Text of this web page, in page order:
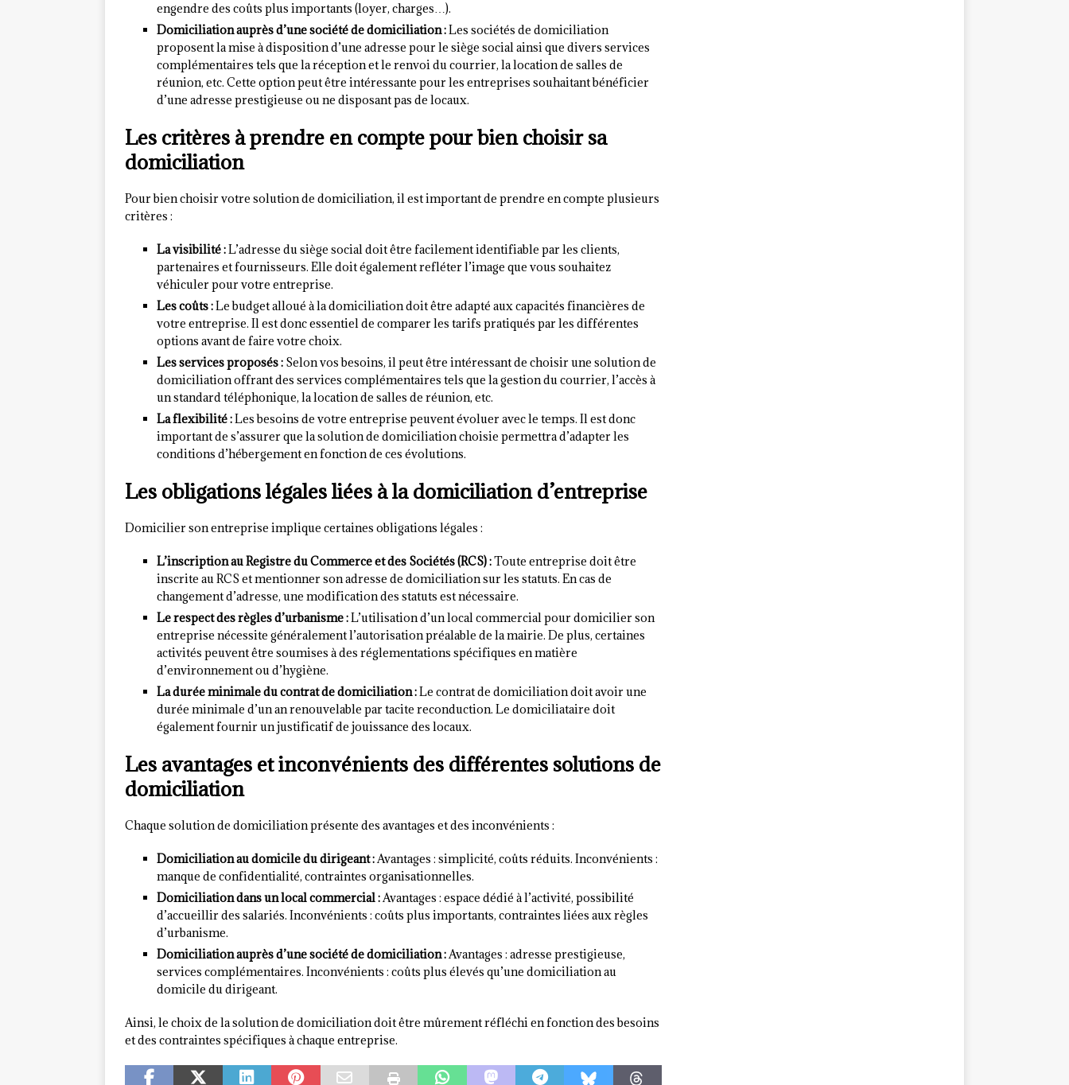
engendre des coûts plus importants (loyer, charges…).
Domiciliation auprès d’une société de domiciliation :Les sociétés de domiciliation
proposent la mise à disposition d’une adresse pour le siège social ainsi que divers services
complémentaires tels que la réception et le renvoi du courrier, la location de salles de
réunion, etc. Cette option peut être intéressante pour les entreprises souhaitant bénéficier
d’une adresse prestigieuse ou ne disposant pas de locaux.
Les critères à prendre en compte pour bien choisir sa
domiciliation
Pour bien choisir votre solution de domiciliation, il est important de prendre en compte plusieurs
critères :
La visibilité :L’adresse du siège social doit être facilement identifiable par les clients,
partenaires et fournisseurs. Elle doit également refléter l’image que vous souhaitez
véhiculer pour votre entreprise.
Les coûts :Le budget alloué à la domiciliation doit être adapté aux capacités financières de
votre entreprise. Il est donc essentiel de comparer les tarifs pratiqués par les différentes
options avant de faire votre choix.
Les services proposés : Selon vos besoins, il peut être intéressant de choisir une solution de
domiciliation offrant des services complémentaires tels que la gestion du courrier, l’accès à
un standard téléphonique, la location de salles de réunion, etc.
La flexibilité :Les besoins de votre entreprise peuvent évoluer avec le temps. Il est donc
important de s’assurer que la solution de domiciliation choisie permettra d’adapter les
conditions d’hébergement en fonction de ces évolutions.
Les obligations légales liées à la domiciliation d’entreprise
Domicilier son entreprise implique certaines obligations légales :
L’inscription au Registre du Commerce et des Sociétés (RCS) :Toute entreprise doit être
inscrite au RCS et mentionner son adresse de domiciliation sur les statuts. En cas de
changement d’adresse, une modification des statuts est nécessaire.
Le respect des règles d’urbanisme :L’utilisation d’un local commercial pour domicilier son
entreprise nécessite généralement l’autorisation préalable de la mairie. De plus, certaines
activités peuvent être soumises à des réglementations spécifiques en matière
d’environnement ou d’hygiène.
La durée minimale du contrat de domiciliation :Le contrat de domiciliation doit avoir une
durée minimale d’un an renouvelable par tacite reconduction. Le domiciliataire doit
également fournir un justificatif de jouissance des locaux.
Les avantages et inconvénients des différentes solutions de
domiciliation
Chaque solution de domiciliation présente des avantages et des inconvénients :
Domiciliation au domicile du dirigeant :Avantages : simplicité, coûts réduits. Inconvénients :
manque de confidentialité, contraintes organisationnelles.
Domiciliation dans un local commercial :Avantages : espace dédié à l’activité, possibilité
d’accueillir des salariés. Inconvénients : coûts plus importants, contraintes liées aux règles
d’urbanisme.
Domiciliation auprès d’une société de domiciliation :Avantages : adresse prestigieuse,
services complémentaires. Inconvénients : coûts plus élevés qu’une domiciliation au
domicile du dirigeant.
Ainsi, le choix de la solution de domiciliation doit être mûrement réfléchi en fonction des besoins
et des contraintes spécifiques à chaque entreprise.